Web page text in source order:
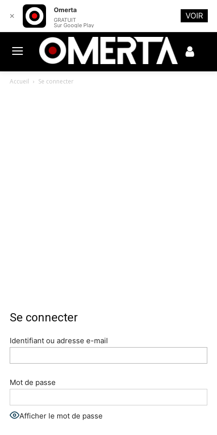
Accueil Se connecter
Se connecter
Identifiant ou adresse e-mail
Mot de passe
Afficher le mot de passe
✕
Omerta
GRATUIT
Sur Google Play
VOIR